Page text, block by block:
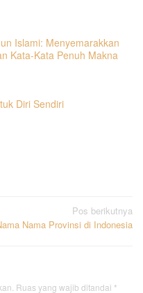
Islami: Menyemarakkan
Kata-Kata Penuh Makna
Diri Sendiri
Pos berikutnya
Nama Provinsi di Indonesia
Ruas yang wajib ditandai *